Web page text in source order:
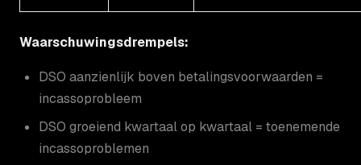
Waarschuwingsdrempels:
DSO aanzienlijk boven betalingsvoorwaarden =
incassoprobleem
DSO groeiend kwartaal op kwartaal = toenemende
incassoproblemen